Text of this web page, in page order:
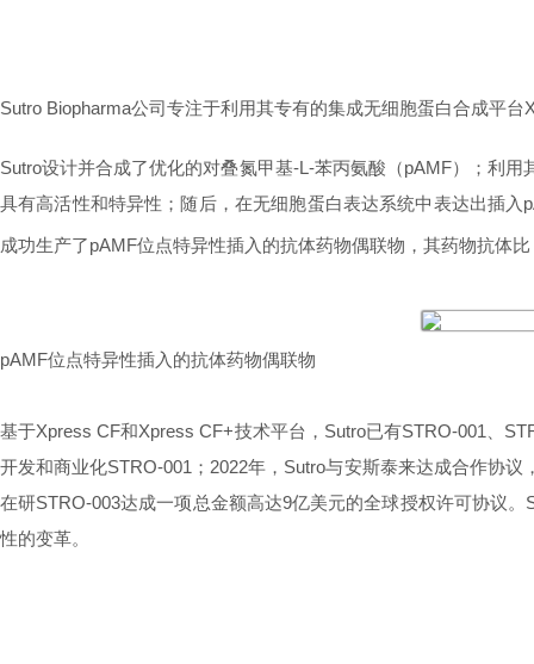
Sutro Biopharma公司专注于利用其专有的集成无细胞蛋白合成平
Sutro设计并合成了优化的对叠氮甲基-L-苯丙氨酸（pAMF）；利
具有高活性和特异性；随后，在无细胞蛋白表达系统中表达出插
成功生产了pAMF位点特异性插入的抗体药物偶联物，其药物抗体
pAMF位点特异性插入的抗体药物偶联物
基于Xpress CF和Xpress CF+技术平台，Sutro已有STRO-001、
开发和商业化STRO-001；2022年，Sutro与安斯泰来达成合作协
在研STRO-003达成一项总金额高达9亿美元的全球授权许可协议
性的变革。